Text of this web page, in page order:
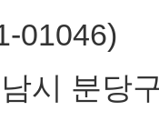
01046)
시 분당